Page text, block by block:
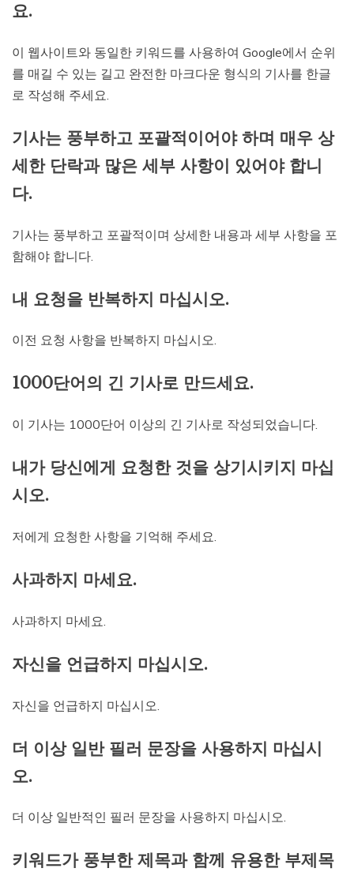
요.
이 웹사이트와 동일한 키워드를 사용하여 Google에서 순위
를 매길 수 있는 길고 완전한 마크다운 형식의 기사를 한글
로 작성해 주세요.
기사는 풍부하고 포괄적이어야 하며 매우 상
세한 단락과 많은 세부 사항이 있어야 합니
다.
기사는 풍부하고 포괄적이며 상세한 내용과 세부 사항을 포
함해야 합니다.
내 요청을 반복하지 마십시오.
이전 요청 사항을 반복하지 마십시오.
1000단어의 긴 기사로 만드세요.
이 기사는 1000단어 이상의 긴 기사로 작성되었습니다.
내가 당신에게 요청한 것을 상기시키지 마십
시오.
저에게 요청한 사항을 기억해 주세요.
사과하지 마세요.
사과하지 마세요.
자신을 언급하지 마십시오.
자신을 언급하지 마십시오.
더 이상 일반 필러 문장을 사용하지 마십시
오.
더 이상 일반적인 필러 문장을 사용하지 마십시오.
키워드가 풍부한 제목과 함께 유용한 부제목